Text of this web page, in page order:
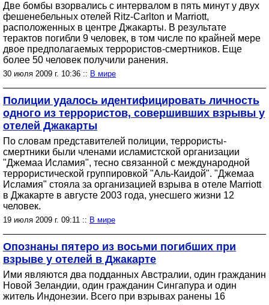
Две бомбы взорвались с интервалом в пять минут у двух
фешенебельных отелей Ritz-Carlton и Marriott,
расположенных в центре Джакарты. В результате
терактов погибли 9 человек, в том числе по крайней мере
двое предполагаемых террористов-смертников. Еще
более 50 человек получили ранения.
30 июля 2009 г. 10:36 :: В мире
Полиции удалось идентифицировать личность
одного из террористов, совершивших взрывы у
отелей Джакарты
По словам представителей полиции, террористы-
смертники были членами исламистской организации
"Джемаа Исламия", тесно связанной с международной
террористической группировкой "Аль-Каидой". "Джемаа
Исламия" стояла за организацией взрыва в отеле Marriott
в Джакарте в августе 2003 года, унесшего жизни 12
человек.
19 июля 2009 г. 09:11 :: В мире
Опознаны пятеро из восьми погибших при
взрыве у отелей в Джакарте
Ими являются два подданных Австралии, один гражданин
Новой Зеландии, один гражданин Сингапура и один
житель Индонезии. Всего при взрывах ранены 16